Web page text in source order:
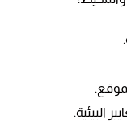
البيئية.